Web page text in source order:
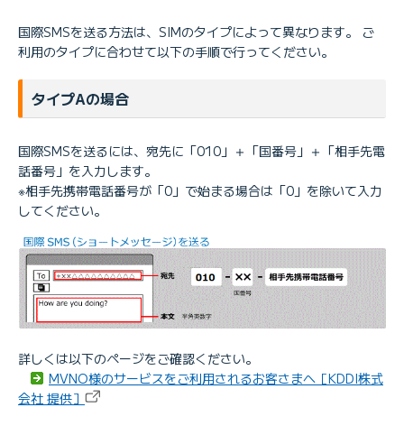
国際SMSを送る方法は、SIMのタイプによって異なります。 ご
利用のタイプに合わせて以下の手順で行ってください。
タイプAの場合
国際SMSを送るには、宛先に「010」＋「国番号」＋「相手先電
話番号」を入力します。
※相手先携帯電話番号が「0」で始まる場合は「0」を除いて入力
してください。
詳しくは以下のページをご確認ください。
MVNO様のサービスをご利用されるお客さまへ［KDDI株式
会社 提供］